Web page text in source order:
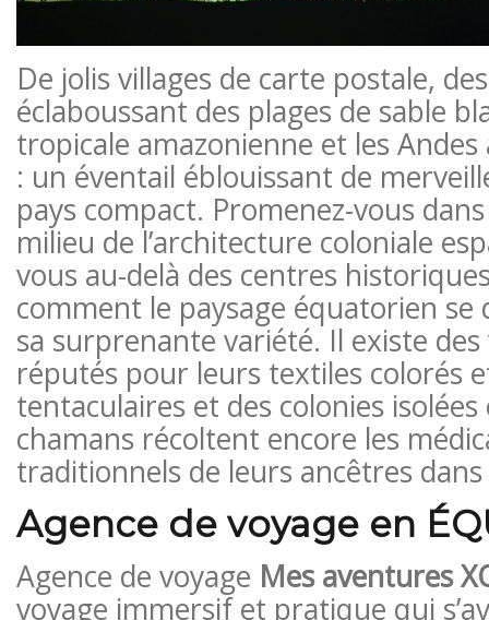
De jolis villages de carte postale,
éclaboussant des plages de sable
tropicale amazonienne et les
: un éventail éblouissant de
pays compact. Promenez-vous
milieu de l’architecture coloniale
vous au-delà des centres
comment le paysage équatorien se
sa surprenante variété. Il existe des
réputés pour leurs textiles colorés
tentaculaires et des colonies
chamans récoltent encore les
traditionnels de leurs ancêtres
Agence de voyage en
Agence de voyage Mes aventures
voyage immersif et pratique qui